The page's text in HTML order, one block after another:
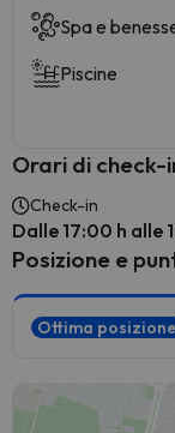
Spa e
Piscine
Orari di check-
Check-in
Dalle 17:00 h alle
Posizione e
Ottima posizione